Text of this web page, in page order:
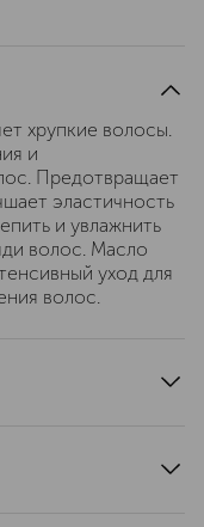
хрупкие волосы.
и
Предотвращает
эластичность
и увлажнить
волос. Масло
уход для
волос.